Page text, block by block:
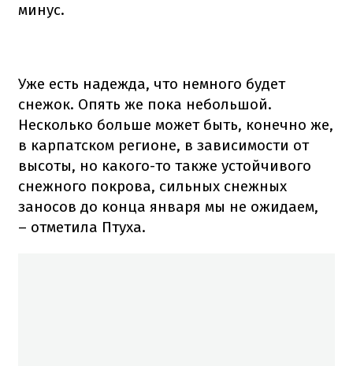
минус.
Уже есть надежда, что немного будет
снежок. Опять же пока небольшой.
Несколько больше может быть, конечно же,
в карпатском регионе, в зависимости от
высоты, но какого-то также устойчивого
снежного покрова, сильных снежных
заносов до конца января мы не ожидаем,
– отметила Птуха.